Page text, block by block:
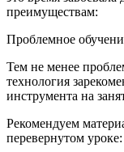
преимуществам:
Проблемное
Тем не менее
технология
инструмента на
Рекомендуем
перевернутом уроке: